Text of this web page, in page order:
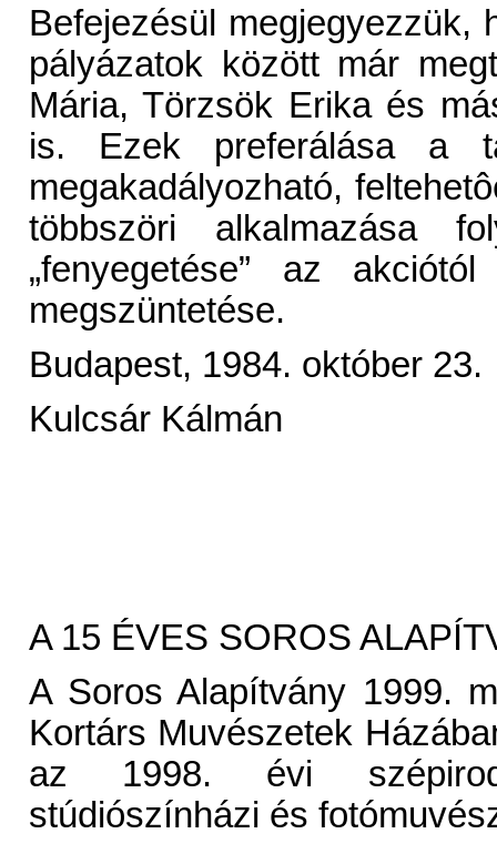
Befejezésül megjegyezzük,
pályázatok között már
Mária, Törzsök Erika és
is. Ezek preferálása a
megakadályozható,
többszöri alkalmazása
„fenyegetése” az
megszüntetése.
Budapest, 1984. október 23.
Kulcsár Kálmán
A 15 ÉVES SOROS
A Soros Alapítvány 1999.
Kortárs Muvészetek
az 1998. évi
stúdiószínházi és